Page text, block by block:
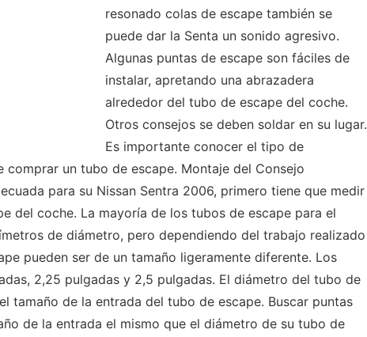
resonado colas de escape también se
puede dar la Senta un sonido agresivo.
Algunas puntas de escape son fáciles de
instalar, apretando una abrazadera
alrededor del tubo de escape del coche.
Otros consejos se deben soldar en su lugar.
Es importante conocer el tipo de
comprar un tubo de escape. Montaje del Consejo
para su Nissan Sentra 2006, primero tiene que medir
del coche. La mayoría de los tubos de escape para el
de diámetro, pero dependiendo del trabajo realizado
pueden ser de un tamaño ligeramente diferente. Los
2,25 pulgadas y 2,5 pulgadas. El diámetro del tubo de
tamaño de la entrada del tubo de escape. Buscar puntas
de la entrada el mismo que el diámetro de su tubo de